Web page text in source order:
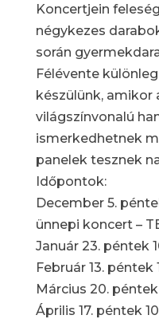
Koncertjein
négykezes
során
Félévente
készülünk, amikor
világszínvonalú
ismerkedhetnek
panelek tesznek
Időpontok:
December 5.
ünnepi koncert –
Január 23. péntek
Február 13. péntek
Március 20.
Április 17. péntek